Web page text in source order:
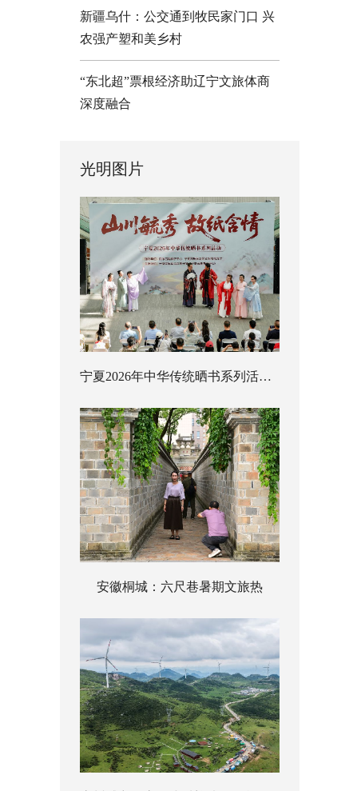
新疆乌什：公交通到牧民家门口 兴
农强产塑和美乡村
“东北超”票根经济助辽宁文旅体商
深度融合
光明图片
宁夏2026年中华传统晒书系列活动启幕
安徽桐城：六尺巷暑期文旅热